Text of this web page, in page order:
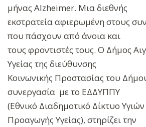
μήνας Alzheimer. Μια διεθνής
εκστρατεία αφιερωμένη στους
που πάσχουν από άνοια και
τους φροντιστές τους. Ο Δήμος
Υγείας της διεύθυνσης
Κοινωνικής Προστασίας του
συνεργασία με το ΕΔΔΥΠΠΥ
(Εθνικό Διαδημοτικό Δίκτυο
Προαγωγής Υγείας), στηρίζει την